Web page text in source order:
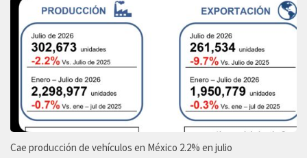
Cae producción de vehículos en México 2.2% en julio